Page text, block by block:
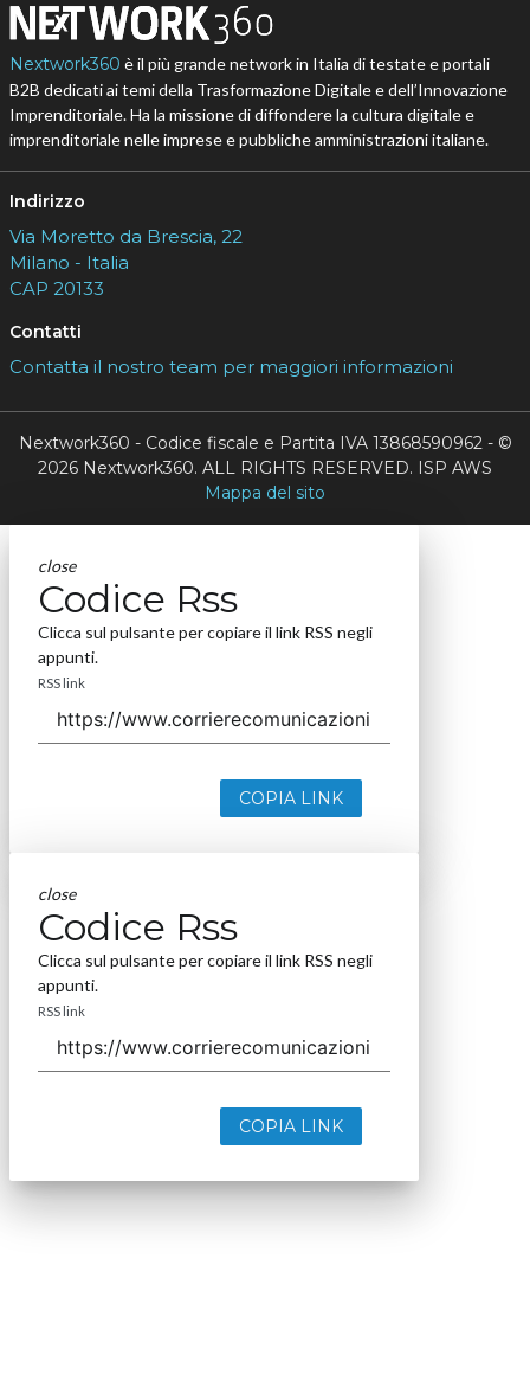
Nextwork360 è il più grande network in Italia di testate e portali
B2B dedicati ai temi della Trasformazione Digitale e dell’Innovazione
Imprenditoriale. Ha la missione di diffondere la cultura digitale e
imprenditoriale nelle imprese e pubbliche amministrazioni italiane.
Indirizzo
Via Moretto da Brescia, 22
Milano - Italia
CAP 20133
Contatti
Contatta il nostro team per maggiori informazioni
Nextwork360 - Codice fiscale e Partita IVA 13868590962 - ©
2026 Nextwork360. ALL RIGHTS RESERVED. ISP AWS
Mappa del sito
close
Codice Rss
Clicca sul pulsante per copiare il link RSS negli
appunti.
RSS link
COPIA LINK
close
Codice Rss
Clicca sul pulsante per copiare il link RSS negli
appunti.
RSS link
COPIA LINK